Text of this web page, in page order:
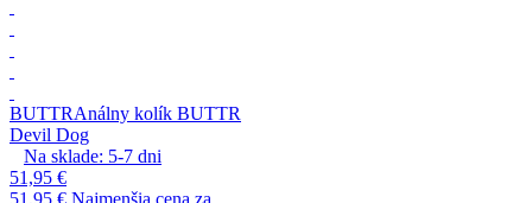
BUTTRAnálny kolík BUTTR
Devil Dog
Na sklade: 5-7 dni
51,95 €
51,95 € Najmenšia cena za